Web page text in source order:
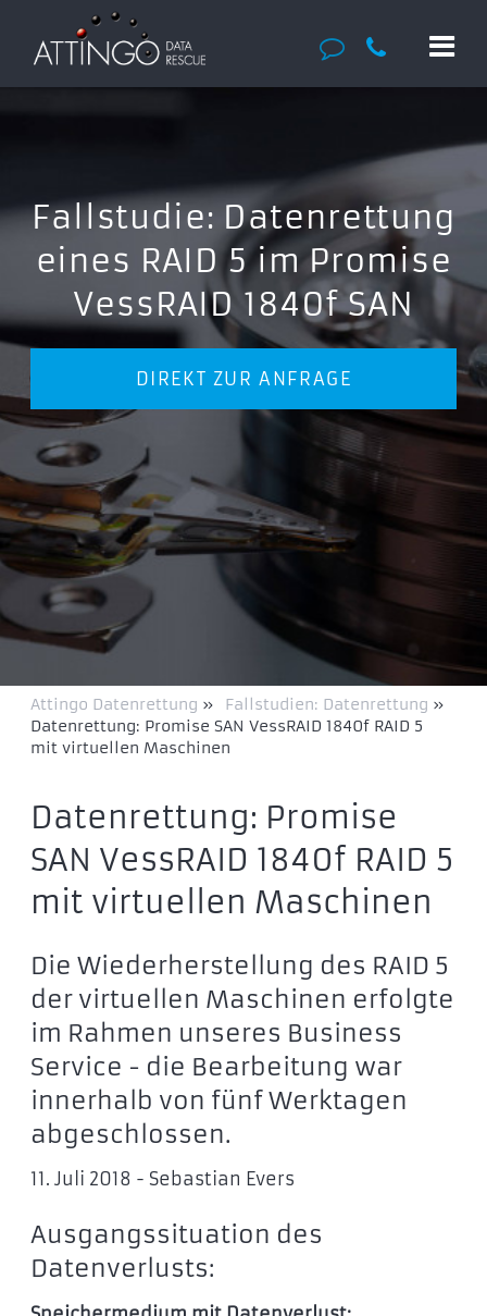
Fallstudie: Datenrettung
eines RAID 5 im Promise
VessRAID 1840f SAN
DIREKT ZUR ANFRAGE
Attingo Datenrettung » Fallstudien: Datenrettung »
Datenrettung: Promise SAN VessRAID 1840f RAID 5
mit virtuellen Maschinen
Datenrettung: Promise
SAN VessRAID 1840f RAID 5
mit virtuellen Maschinen
Die Wiederherstellung des RAID 5
der virtuellen Maschinen erfolgte
im Rahmen unseres Business
Service - die Bearbeitung war
innerhalb von fünf Werktagen
abgeschlossen.
11. Juli 2018 - Sebastian Evers
Ausgangssituation des
Datenverlusts: